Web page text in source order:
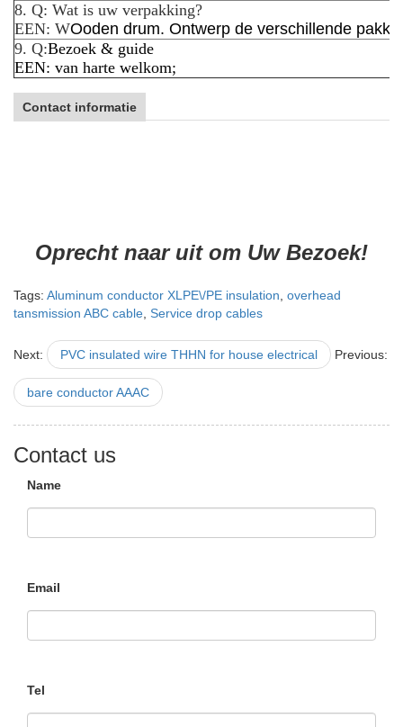
8. Q: Wat is uw verpakking?
EEN: WOoden drum. Ontwerp de verschillende
9. Q:Bezoek & guide
EEN: van harte welkom;
Contact informatie
Oprecht naar uit om Uw Bezoek!
Tags: Aluminum conductor XLPE\/PE insulation overhead
tansmission ABC cable Service drop cables
Next: PVC insulated wire THHN for house electrical Previous:
bare conductor AAAC
Contact us
Name
Email
Tel